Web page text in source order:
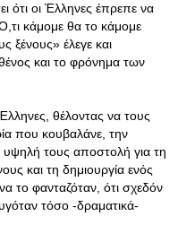
ότι οι Έλληνες έπρεπε να
κάμομε θα το κάμομε
ξένους» έλεγε και
και το φρόνημα των
θέλοντας να τους
που κουβαλάνε, την
υψηλή τους αποστολή για τη
και τη δημιουργία ενός
το φανταζόταν, ότι σχεδόν
τόσο -δραματικά-